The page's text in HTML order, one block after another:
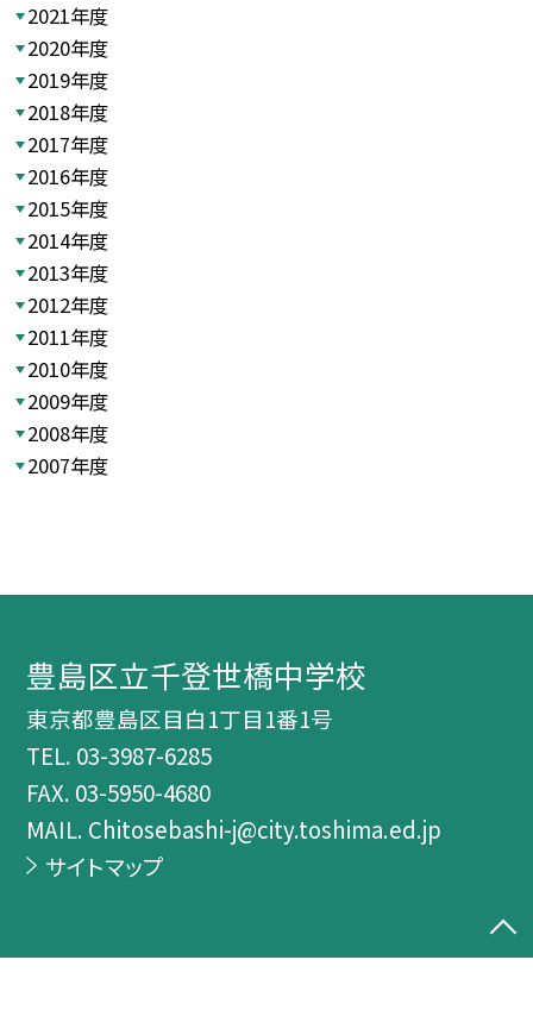
2021年度
2020年度
2019年度
2018年度
2017年度
2016年度
2015年度
2014年度
2013年度
2012年度
2011年度
2010年度
2009年度
2008年度
2007年度
豊島区立千登世橋中学校
東京都豊島区目白1丁目1番1号
TEL. 03-3987-6285
FAX. 03-5950-4680
MAIL. Chitosebashi-j@city.toshima.ed.jp
サイトマップ